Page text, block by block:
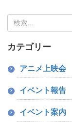
索:
カテゴリー
アニメ上映会
イベント報告
イベント案内